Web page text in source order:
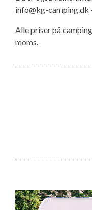
info@kg-camping.dk
Alle priser på
moms.